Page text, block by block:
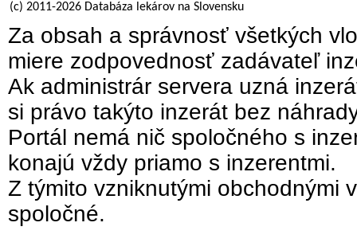
(c) 2011-2026 Databáza lekárov na Slovensku
Za obsah a správnosť všetkých
miere zodpovednosť zadávateľ
Ak administrár servera uzná
si právo takýto inzerát bez
Portál nemá nič spoločného s
konajú vždy priamo s inzerentmi.
Z týmito vzniknutými obchodnými
spoločné.